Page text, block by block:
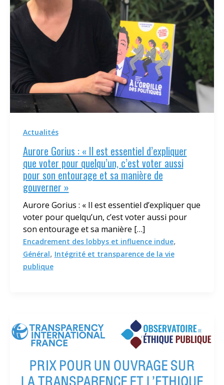
Actualités
Aurore Gorius : « Il est essentiel d’expliquer
que voter pour quelqu’un, c’est voter aussi
pour son entourage et sa manière de
gouverner »
Aurore Gorius : « Il est essentiel d’expliquer que
voter pour quelqu’un, c’est voter aussi pour
son entourage et sa manière […]
Encadrement des lobbys et influence indue,
Général, Intégrité et transparence de la vie
publique